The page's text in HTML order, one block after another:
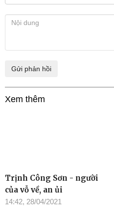
Xem thêm
Trịnh Công Sơn - người
của vỗ về, an ủi
14:42, 28/04/2021